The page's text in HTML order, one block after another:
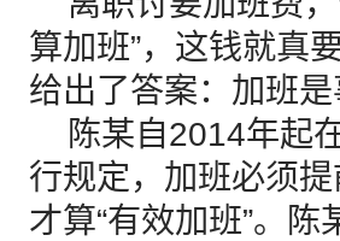
算加班”，这钱就真
给出了答案：加班
陈某自2014年起
行规定，加班必须
才算“有效加班”。